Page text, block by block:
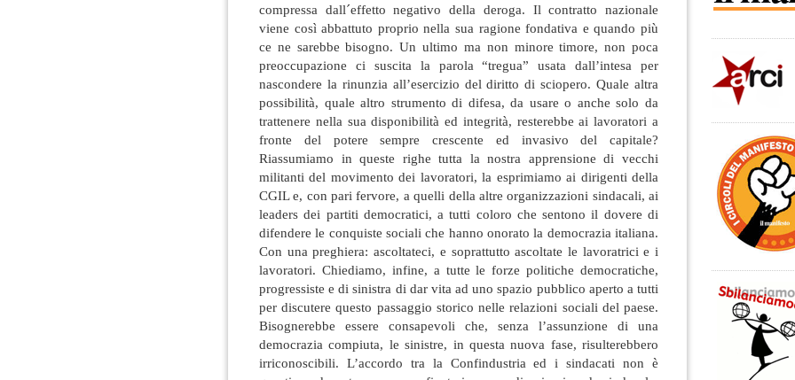
compressa dall´effetto negativo della deroga. Il contratto nazionale
viene così abbattuto proprio nella sua ragione fondativa e quando più
ce ne sarebbe bisogno. Un ultimo ma non minore timore, non poca
preoccupazione ci suscita la parola “tregua” usata dall’intesa per
nascondere la rinunzia all’esercizio del diritto di sciopero. Quale altra
possibilità, quale altro strumento di difesa, da usare o anche solo da
trattenere nella sua disponibilità ed integrità, resterebbe ai lavoratori a
fronte del potere sempre crescente ed invasivo del capitale?
Riassumiamo in queste righe tutta la nostra apprensione di vecchi
militanti del movimento dei lavoratori, la esprimiamo ai dirigenti della
CGIL e, con pari fervore, a quelli della altre organizzazioni sindacali, ai
leaders dei partiti democratici, a tutti coloro che sentono il dovere di
difendere le conquiste sociali che hanno onorato la democrazia italiana.
Con una preghiera: ascoltateci, e soprattutto ascoltate le lavoratrici e i
lavoratori. Chiediamo, infine, a tutte le forze politiche democratiche,
progressiste e di sinistra di dar vita ad uno spazio pubblico aperto a tutti
per discutere questo passaggio storico nelle relazioni sociali del paese.
Bisognerebbe essere consapevoli che, senza l’assunzione di una
democrazia compiuta, le sinistre, in questa nuova fase, risulterebbero
irriconoscibili. L’accordo tra la Confindustria ed i sindacati non è